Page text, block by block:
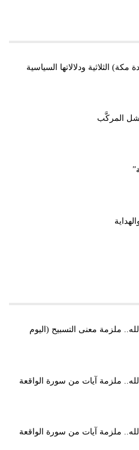
الثلاثية ودلالاتها السياسية
المركَّب
ملزمة معنى التسبيح (اليوم
ملزمة آيات من سورة الواقعة
ملزمة آيات من سورة الواقعة